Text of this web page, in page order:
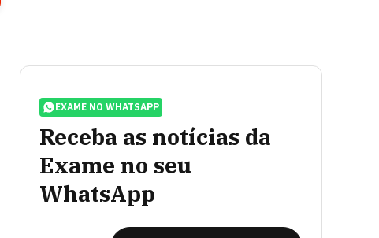
EXAME NO WHATSAPP
Receba as notícias da
Exame no seu
WhatsApp